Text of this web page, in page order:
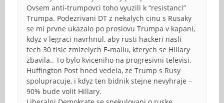
Ovsem anti-trumpovci toho vyuzili k “resistanci”
Trumpa. Podezrivani DT z nekalych cinu s Rusaky
se mi prvne ukazalo po proslovu Trumpa v kapani,
kdyz v legraci navrhnul, aby rusti hackeri nasli
tech 30 tisic zmizelych E-mailu, kterych se Hillary
zbavila.. To bylo kviceniho na progresivni televisi.
Huffington Post hned vedela, ze Trump s Rusy
spolupracuje, i kdyz ten bidnik stejne nevyhraje –
90% bude volit Hillary.